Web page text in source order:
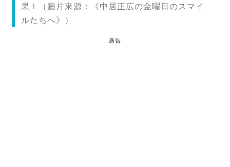
果！（圖片來源：《中居正広の金曜日のスマイ
ルたちへ》）
廣告